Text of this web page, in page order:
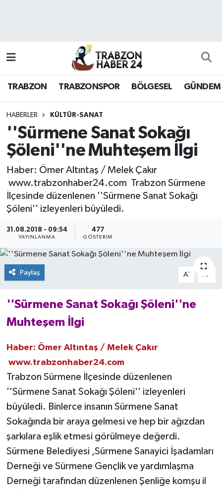
TRABZON TRABZONSPOR BÖLGESEL GÜNDEM
HABERLER KÜLTÜR-SANAT
''Sürmene Sanat Sokağı
Şöleni''ne Muhteşem İlgi
Haber: Ömer Altıntaş / Melek Çakır
www.trabzonhaber24.com Trabzon Sürmene
İlçesinde düzenlenen ''Sürmene Sanat Sokağı
Şöleni'' izleyenleri büyüledi.
31.08.2018 - 09:54
YAYINLANMA
477
GÖSTERIM
Paylaş A- A
''Sürmene Sanat Sokağı Şöleni''ne
Muhteşem İlgi
Haber: Ömer Altıntaş / Melek Çakır
www.trabzonhaber24.com
Trabzon Sürmene İlçesinde düzenlenen
''Sürmene Sanat Sokağı Şöleni'' izleyenleri
büyüledi. Binlerce insanın Sürmene Sanat
Sokağında bir araya gelmesi ve hep bir ağızdan
şarkılara eşlik etmesi görülmeye değerdi.
Sürmene Belediyesi ,Sürmene Sanayici İşadamları
Derneği ve Sürmene Gençlik ve yardımlaşma
Derneği tarafından düzenlenen Şenliğe komşu il
Hava Durumu
Namaz Vakitleri
Trafik Durumu
Süper Lig Puan Durumu ve Fikstür
Tüm Manşetler
Haber Arşivi